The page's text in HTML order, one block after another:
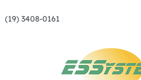
(19) 3408-0161